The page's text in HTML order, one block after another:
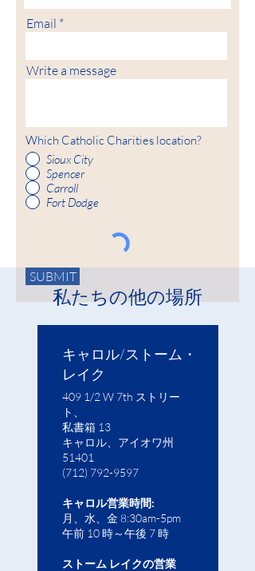
Email
Write a message
Which Catholic Charities location?
Sioux City
Spencer
Carroll
Fort Dodge
SUBMIT
私たちの他の場所
キャロル/ストーム・
レイク
409 1/2 W 7th ストリー
ト、
私書箱 13
キャロル、アイオワ州
51401
(712) 792-9597
キャロル営業時間:
月、水、金 8:30am-5pm
午前 10 時～午後 7 時
ストーム レイクの営業